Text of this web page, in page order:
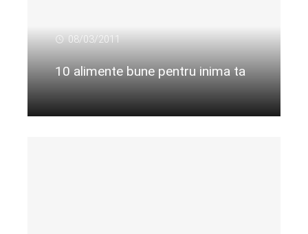
08/03/2011
10 alimente bune pentru inima ta